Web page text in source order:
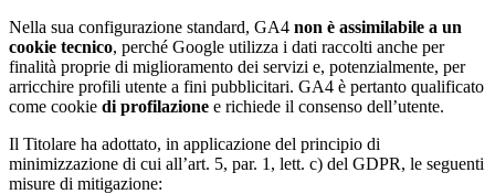
Nella sua configurazione standard, GA4 non è assimilabile a un
cookie tecnico, perché Google utilizza i dati raccolti anche per
finalità proprie di miglioramento dei servizi e, potenzialmente, per
arricchire profili utente a fini pubblicitari. GA4 è pertanto qualificato
come cookie di profilazione e richiede il consenso dell’utente.
Il Titolare ha adottato, in applicazione del principio di
minimizzazione di cui all’art. 5, par. 1, lett. c) del GDPR, le seguenti
misure di mitigazione: